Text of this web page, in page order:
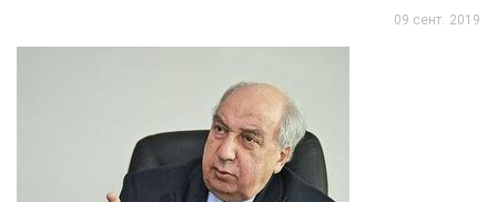
09 сент. 2019